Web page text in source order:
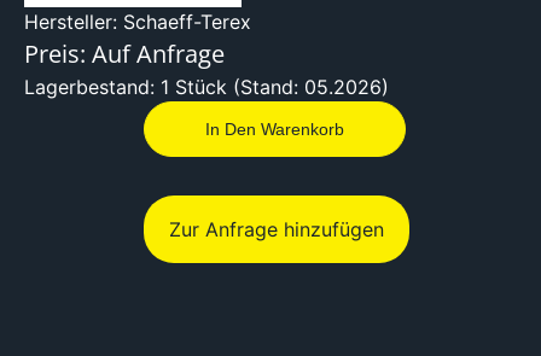
Hersteller: Schaeff-Terex
Preis: Auf Anfrage
Lagerbestand: 1 Stück (Stand: 05.2026)
In Den Warenkorb
Zur Anfrage hinzufügen